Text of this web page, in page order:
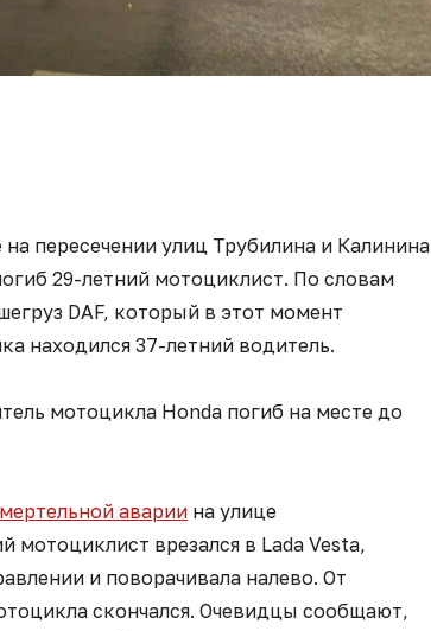
пересечении улиц Трубилина и Калинина
29-летний мотоциклист. По словам
DAF, который в этот момент
находился 37-летний водитель.
мотоцикла Honda погиб на месте до
аварии на улице
мотоциклист врезался в Lada Vesta,
и поворачивала налево. От
скончался. Очевидцы сообщают,